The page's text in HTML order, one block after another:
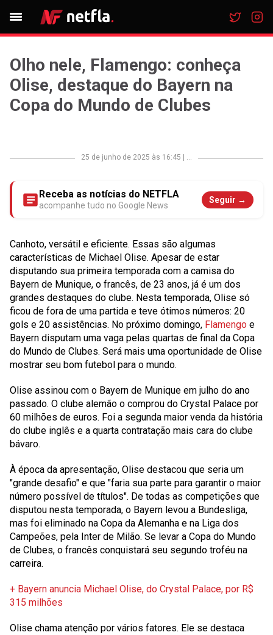
Olho nele, Flamengo: conheça
Olise, destaque do Bayern na
Copa do Mundo de Clubes
25 de junho de 2025 às 16:45 ...
Receba as notícias do NETFLA
acompanhe tudo no Google News
Seguir →
Canhoto, versátil e eficiente. Essas são algumas
características de Michael Olise. Apesar de estar
disputando sua primeira temporada com a camisa do
Bayern de Munique, o francês, de 23 anos, já é um dos
grandes destaques do clube. Nesta temporada, Olise só
ficou de fora de uma partida e teve ótimos números: 20
gols e 20 assistências. No próximo domingo, Flamengo e
Bayern disputam uma vaga pelas quartas de final da Copa
do Mundo de Clubes. Será mais uma oportunidade de Olise
mostrar seu bom futebol para o mundo.
Olise assinou com o Bayern de Munique em julho do ano
passado. O clube alemão o comprou do Crystal Palace por
60 milhões de euros. Foi a segunda maior venda da história
do clube inglês e a quarta contratação mais cara do clube
bávaro.
À época da apresentação, Olise destacou que seria um
"grande desafio" e que "faria sua parte para garantir o maior
número possível de títulos". De todas as competições que
disputou nesta temporada, o Bayern levou a Bundesliga,
mas foi eliminado na Copa da Alemanha e na Liga dos
Campeões, pela Inter de Milão. Se levar a Copa do Mundo
de Clubes, o francês conquistará seu segundo troféu na
carreira.
+ Bayern anuncia Michael Olise, do Crystal Palace, por R$
315 milhões
Olise chama atenção por vários fatores. Ele se destaca